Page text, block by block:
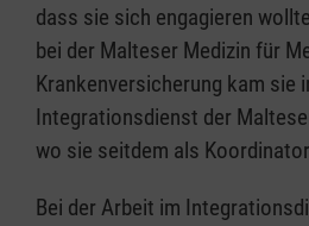
dass sie sich engagieren
bei der Malteser Medizin für
Krankenversicherung kam sie
Integrationsdienst der
wo sie seitdem als
Bei der Arbeit im